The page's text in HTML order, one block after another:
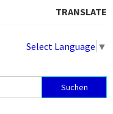
TRANSLATE
Select Language ▼
Suchen
nach: